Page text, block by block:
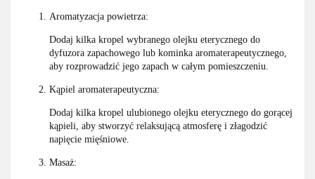
Aromatyzacja powietrza:
Dodaj kilka kropel wybranego olejku eterycznego do
dyfuzora zapachowego lub kominka aromaterapeutycznego,
aby rozprowadzić jego zapach w całym pomieszczeniu.
Kąpiel aromaterapeutyczna:
Dodaj kilka kropel ulubionego olejku eterycznego do gorącej
kąpieli, aby stworzyć relaksującą atmosferę i złagodzić
napięcie mięśniowe.
Masaż: